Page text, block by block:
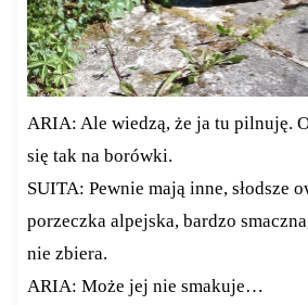
ARIA: Ale wiedzą, że ja tu pilnuję.
się tak na borówki.
SUITA: Pewnie mają inne, słodsze
porzeczka alpejska, bardzo
nie zbiera.
ARIA: Może jej nie smakuje…